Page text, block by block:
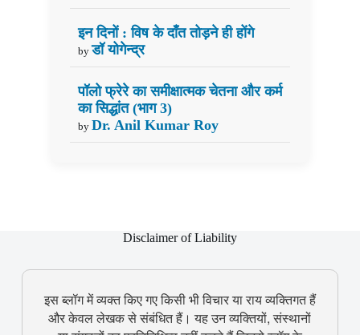
इन दिनों : विष के दाँत तोड़ने ही होंगे
by डॉ योगेन्द्र
पॉलो फ्रेरे का समीक्षात्मक चेतना और कर्म
का सिद्धांत (भाग 3)
by Dr. Anil Kumar Roy
Disclaimer of Liability
इस ब्लॉग में व्यक्त किए गए किसी भी विचार या राय व्यक्तिगत हैं
और केवल लेखक से संबंधित हैं। यह उन व्यक्तियों, संस्थानों